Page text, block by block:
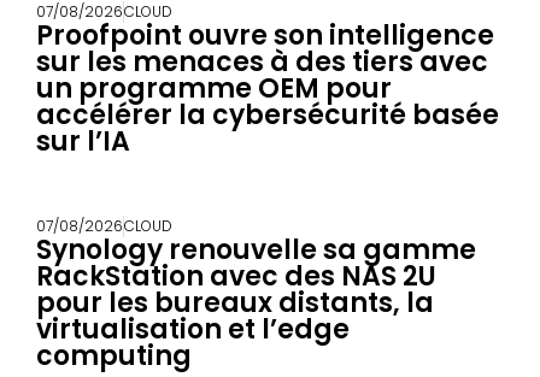
07/08/2026CLOUD
Proofpoint ouvre son intelligence
sur les menaces à des tiers avec
un programme OEM pour
accélérer la cybersécurité basée
sur l’IA
07/08/2026CLOUD
Synology renouvelle sa gamme
RackStation avec des NAS 2U
pour les bureaux distants, la
virtualisation et l’edge
computing